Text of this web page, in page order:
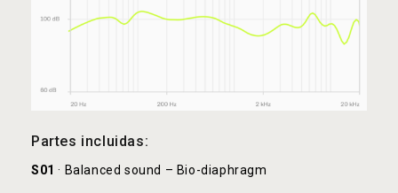
Partes incluidas:
S01 · Balanced sound – Bio-diaphragm